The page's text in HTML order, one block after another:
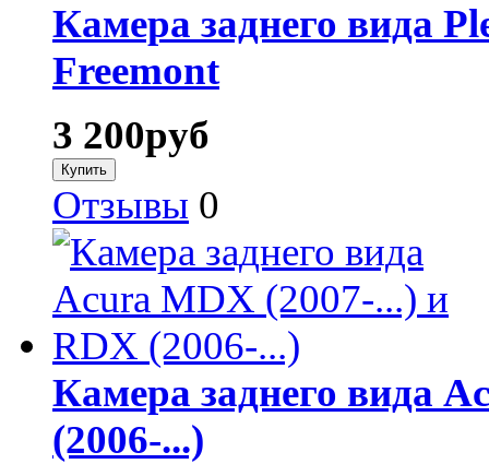
Камера заднего вида
Freemont
3 200руб
Отзывы 0
Камера заднего вида
(2006-...)